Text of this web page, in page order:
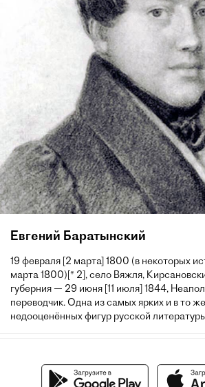
Евгений Баратынский
19 февраля [2 марта] 1800 (в некоторых
марта 1800)[* 2], село Вяжля,
губерния — 29 июня [11 июля] 1844,
переводчик. Одна из самых ярких и в то
недооценённых фигур русской